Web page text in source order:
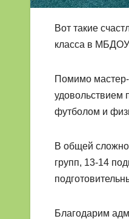
Вот такие
класса в
Помимо
удовольствием
футболом и
В общей
групп, 13-14
Благодарим